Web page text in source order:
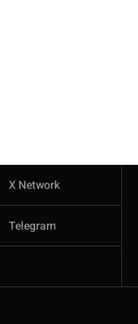
X Network
Telegram